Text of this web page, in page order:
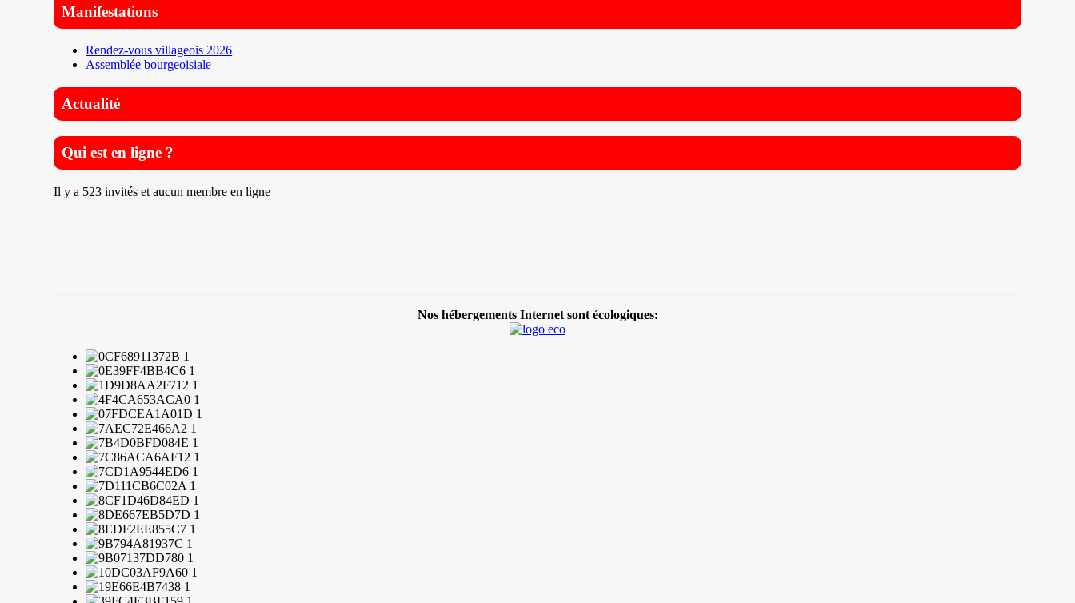
Manifestations
Rendez-vous villageois 2026
Assemblée bourgeoisiale
Actualité
Qui est en ligne ?
Il y a 523 invités et aucun membre en ligne
Nos hébergements Internet sont écologiques: